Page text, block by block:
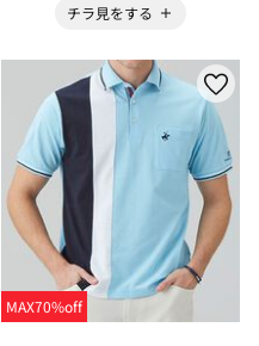
チラ見をする
MAX70%off